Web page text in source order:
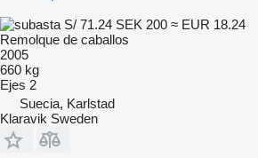
S/ 71.24 SEK 200 ≈ EUR 18.24
Remolque de caballos
2005
660 kg
Ejes 2
Suecia, Karlstad
Klaravik Sweden